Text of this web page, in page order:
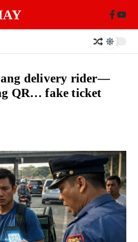
delivery rider—
QR… fake ticket